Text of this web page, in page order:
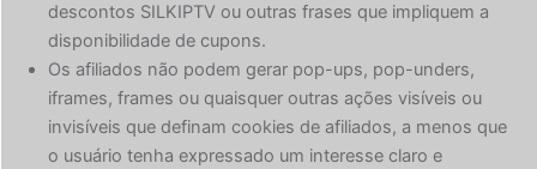
descontos SILKIPTV ou outras frases que impliquem a
disponibilidade de cupons.
Os afiliados não podem gerar pop-ups, pop-unders,
iframes, frames ou quaisquer outras ações visíveis ou
invisíveis que definam cookies de afiliados, a menos que
o usuário tenha expressado um interesse claro e